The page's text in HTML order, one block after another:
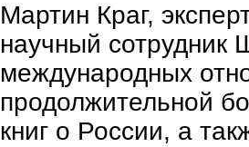
Мартин Краг,
научный сотрудник
международных
продолжительной
книг о России, а